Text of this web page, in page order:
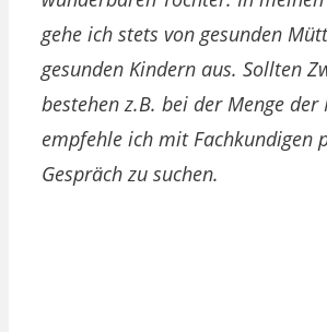
gehe ich stets von gesunden
gesunden Kindern aus. Sollten
bestehen z.B. bei der Menge
empfehle ich mit Fachkundigen
Gespräch zu suchen.